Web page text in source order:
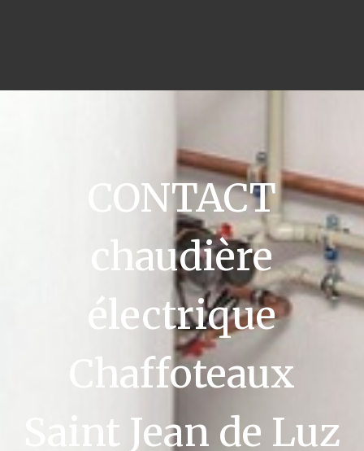
CONTACT
chaudière
électrique
Chaffoteaux
Saint Jean de Luz